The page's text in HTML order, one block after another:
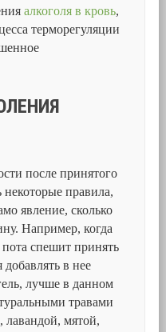
алкоголя в кровь,
терморегуляции
после принятого
некоторые правила,
явление, сколько
Например, когда
пота спешит принять
добавлять в нее
лучше в данном
травами
мятой,